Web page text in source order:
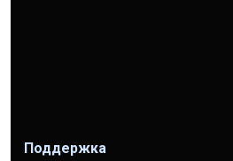
Поддержка